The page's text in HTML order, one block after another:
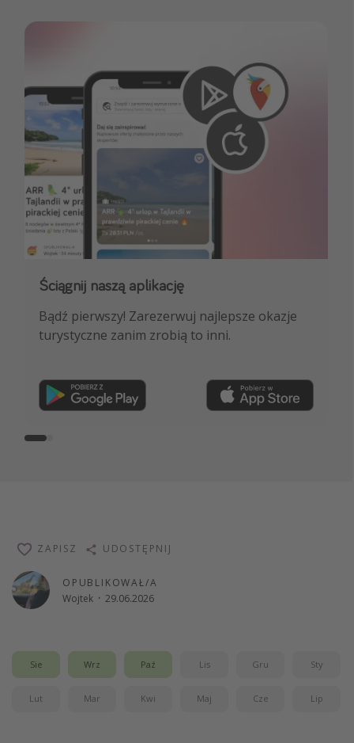
Ściągnij naszą aplikację
Bądź pierwszy! Zarezerwuj najlepsze okazje
turystyczne zanim zrobią to inni.
Dołącz do naszego kanału na WhatsApp
NAJLEPSZE oferty podróżnicze, porady
ekspertów i wiele więcej!
OPUBLIKOWAŁ/A
Wojtek · 29.06.2026
ZAPISZ UDOSTĘPNIJ
Sie Wrz Paź Lis Gru Sty
Lut Mar Kwi Maj Cze Lip